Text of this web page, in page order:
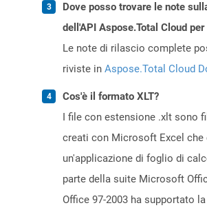
Dove posso trovare le note
dell'API Aspose.Total Cloud per
Le note di rilascio complete
riviste in Aspose.Total Cloud
Cos'è il formato XLT?
I file con estensione .xlt sono
creati con Microsoft Excel che
un'applicazione di foglio di
parte della suite Microsoft
Office 97-2003 ha supportato